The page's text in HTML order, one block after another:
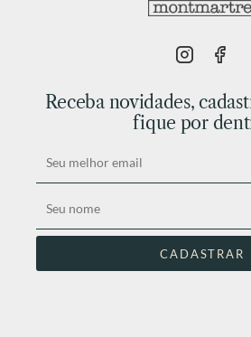
Receba novidades,
fique por